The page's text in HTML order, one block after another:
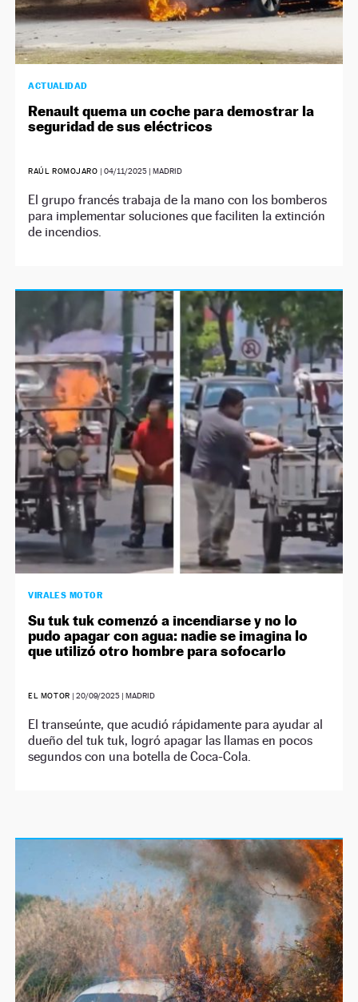
ACTUALIDAD
Renault quema un coche para demostrar la
seguridad de sus eléctricos
RAÚL ROMOJARO | 04/11/2025| MADRID
El grupo francés trabaja de la mano con los bomberos
para implementar soluciones que faciliten la extinción
de incendios.
VIRALES MOTOR
Su tuk tuk comenzó a incendiarse y no lo
pudo apagar con agua: nadie se imagina lo
que utilizó otro hombre para sofocarlo
EL MOTOR | 20/09/2025| MADRID
El transeúnte, que acudió rápidamente para ayudar al
dueño del tuk tuk, logró apagar las llamas en pocos
segundos con una botella de Coca-Cola.